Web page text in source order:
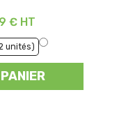
€ HT
unités)